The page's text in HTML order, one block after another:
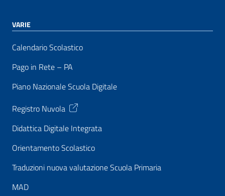
VARIE
Calendario Scolastico
Pago in Rete – PA
Piano Nazionale Scuola Digitale
Registro Nuvola
Didattica Digitale Integrata
Orientamento Scolastico
Traduzioni nuova valutazione Scuola Primaria
MAD